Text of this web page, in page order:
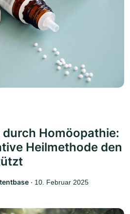
Homöopathie:
Heilmethode den
‧ 10. Februar 2025